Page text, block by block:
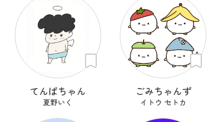
てんぱちゃん
夏野いく
ごみちゃんず
イトウ セトカ